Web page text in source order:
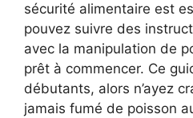
sécurité alimentaire est
pouvez suivre des
avec la manipulation de
prêt à commencer. Ce
débutants, alors n’ayez
jamais fumé de poisson